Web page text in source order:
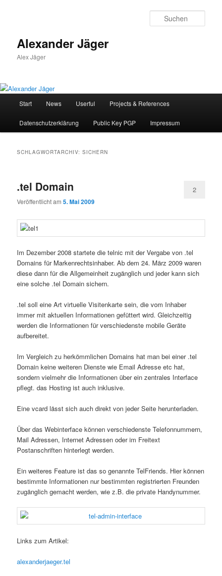
Alexander Jäger
Alex Jäger
Start News Userful Projects & References
Datenschutzerklärung Public Key PGP Impressum
SCHLAGWORTARCHIV:SICHERN
.tel Domain
Veröffentlicht am5. Mai 2009
2
Im Dezember 2008 startete die telnic mit der Vergabe von .tel
Domains für Markenrechtsinhaber. Ab dem 24. März 2009 waren
diese dann für die Allgemeinheit zugänglich und jeder kann sich
eine solche .tel Domain sichern.
.tel soll eine Art virtuelle Visitenkarte sein, die vom Inhaber
immer mit aktuellen Informationen gefüttert wird. Gleichzeitig
werden die Informationen für verschiedenste mobile Geräte
aufbereitet.
Im Vergleich zu herkömmlichen Domains hat man bei einer .tel
Domain keine weiteren Dienste wie Email Adresse etc hat,
sondern vielmehr die Informationen über ein zentrales Interface
pflegt. das Hosting ist auch inklusive.
Eine vcard lässt sich auch direkt von jeder Seite herunterladen.
Über das Webinterface können verschiedenste Telefonnummern,
Mail Adressen, Internet Adressen oder im Freitext
Postanschriften hinterlegt werden.
Ein weiteres Feature ist das so genannte TelFriends. Hier können
bestimmte Informationen nur bestimmten registrierten Freunden
zugänglich gemacht werden, wie z.B. die private Handynummer.
Links zum Artikel:
alexanderjaeger.tel